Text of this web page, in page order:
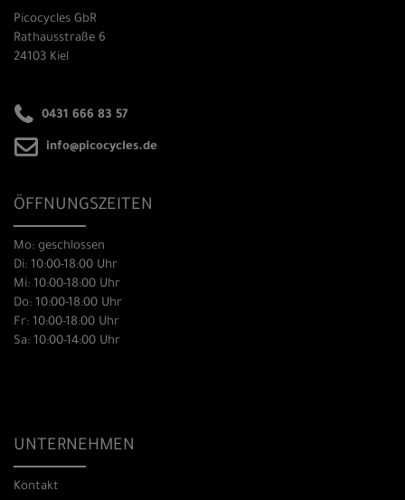
Picocycles GbR
Rathausstraße 6
24103 Kiel
0431 666 83 57
info@picocycles.de
ÖFFNUNGSZEITEN
Mo: geschlossen
Di: 10:00-18:00 Uhr
Mi: 10:00-18:00 Uhr
Do: 10:00-18:00 Uhr
Fr: 10:00-18:00 Uhr
Sa: 10:00-14:00 Uhr
UNTERNEHMEN
Kontakt